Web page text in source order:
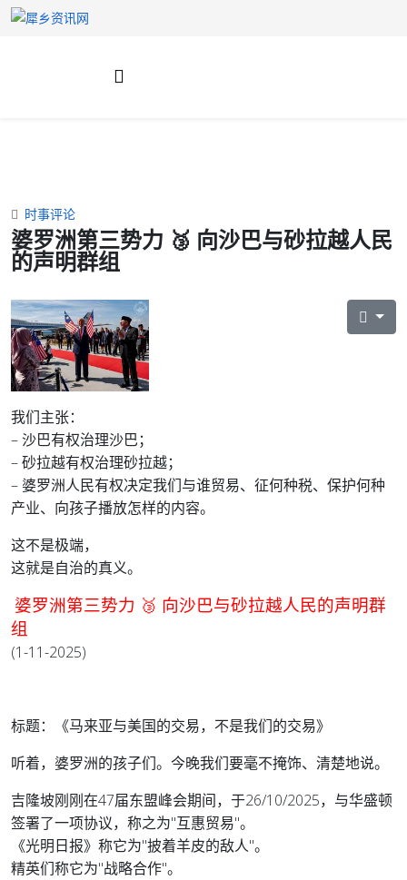
时事评论
婆罗洲第三势力 🥉 向沙巴与砂拉越人民
的声明群组
我们主张：
– 沙巴有权治理沙巴；
– 砂拉越有权治理砂拉越；
– 婆罗洲人民有权决定我们与谁贸易、征何种税、保护何种
产业、向孩子播放怎样的内容。
这不是极端，
这就是自治的真义。
婆罗洲第三势力 🥉 向沙巴与砂拉越人民的声明群
组
(1-11-2025)
标题：《马来亚与美国的交易，不是我们的交易》
听着，婆罗洲的孩子们。今晚我们要毫不掩饰、清楚地说。
吉隆坡刚刚在47届东盟峰会期间，于26/10/2025，与华盛顿
签署了一项协议，称之为"互惠贸易"。
《光明日报》称它为"披着羊皮的敌人"。
精英们称它为"战略合作"。